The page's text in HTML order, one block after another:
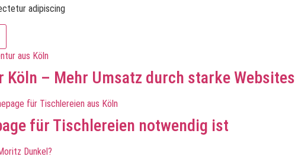
adipiscing
Köln – Mehr Umsatz durch starke Websites
für Tischlereien notwendig ist